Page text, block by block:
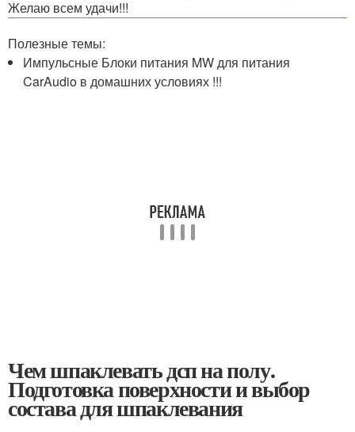
Желаю всем удачи!!!
Полезные темы:
Импульсные Блоки питания MW для питания
CarAudio в домашних условиях !!!
Чем шпаклевать дсп на полу.
Подготовка поверхности и выбор
состава для шпаклевания